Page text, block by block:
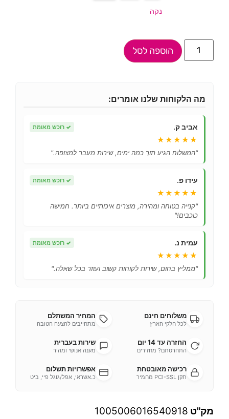
נקה
הוספה לסל
מה הלקוחות שלנו אומרים:
אביב ק. ✓ רוכש מאומת
★★★★★
"המשלוח הגיע תוך כמה ימים, שירות מעבר למצופה."
עידו פ. ✓ רוכש מאומת
★★★★★
"קנייה בטוחה ומהירה, מוצרים איכותיים ביותר. חמישה
כוכבים!"
עמית נ. ✓ רוכש מאומת
★★★★★
"ממליץ בחום, שירות לקוחות קשוב ועוזר בכל שאלה."
משלוחים חינם
לכל חלקי הארץ
המחיר המשתלם
מתחייבים להצעה הטובה
החזרה עד 14 יום
התחרטתם? מחזירים
שירות בעברית
מענה אנושי ומהיר
רכישה מאובטחת
תקן PCI-SSL מחמיר
אפשרויות תשלום
כ.אשראי, אפל/גוגל פיי, ביט
מק"ט 1005006016540918